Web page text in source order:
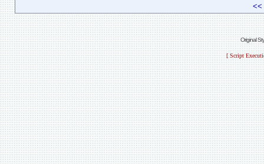
<<
Original
[ Script